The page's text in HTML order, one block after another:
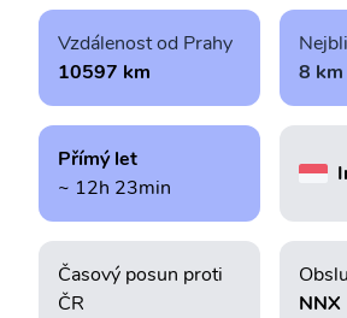
Vzdálenost od Prahy
10597 km
8 km
Přímý let
~ 12h 23min
Časový posun proti
ČR
NNX